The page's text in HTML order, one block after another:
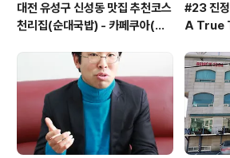
대전 유성구 신성동 맛집 추천코스
천리집(순대국밥) - 카페쿠아(커
#23 진정
A True